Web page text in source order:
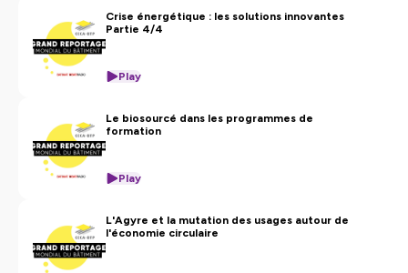
Crise énergétique : les solutions innovantes
Partie 4/4
Play
Le biosourcé dans les programmes de
formation
Play
L'Agyre et la mutation des usages autour de
l'économie circulaire